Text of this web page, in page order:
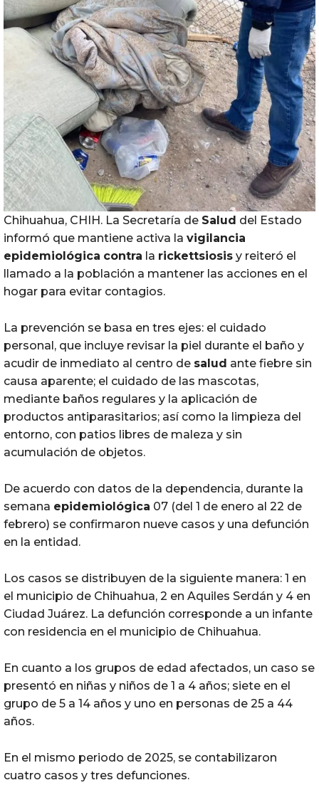
Chihuahua, CHIH. La Secretaría de Salud del Estado
informó que mantiene activa la vigilancia
epidemiológica contra la rickettsiosis y reiteró el
llamado a la población a mantener las acciones en el
hogar para evitar contagios.
La prevención se basa en tres ejes: el cuidado
personal, que incluye revisar la piel durante el baño y
acudir de inmediato al centro de salud ante fiebre sin
causa aparente; el cuidado de las mascotas,
mediante baños regulares y la aplicación de
productos antiparasitarios; así como la limpieza del
entorno, con patios libres de maleza y sin
acumulación de objetos.
De acuerdo con datos de la dependencia, durante la
semana epidemiológica 07 (del 1 de enero al 22 de
febrero) se confirmaron nueve casos y una defunción
en la entidad.
Los casos se distribuyen de la siguiente manera: 1 en
el municipio de Chihuahua, 2 en Aquiles Serdán y 4 en
Ciudad Juárez. La defunción corresponde a un infante
con residencia en el municipio de Chihuahua.
En cuanto a los grupos de edad afectados, un caso se
presentó en niñas y niños de 1 a 4 años; siete en el
grupo de 5 a 14 años y uno en personas de 25 a 44
años.
En el mismo periodo de 2025, se contabilizaron
cuatro casos y tres defunciones.